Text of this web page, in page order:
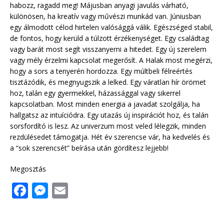
habozz, ragadd meg! Májusban anyagi javulás várható,
különösen, ha kreatív vagy művészi munkád van. Júniusban
egy álmodott célod hirtelen valósággá válik. Egészséged stabil,
de fontos, hogy kerüld a túlzott érzékenységet. Egy családtag
vagy barát most segít visszanyerni a hitedet. Egy új szerelem
vagy mély érzelmi kapcsolat megerősít. A Halak most megérzi,
hogy a sors a tenyerén hordozza. Egy múltbeli félreértés
tisztázódik, és megnyugszik a lelked. Egy váratlan hír örömet
hoz, talán egy gyermekkel, házassággal vagy sikerrel
kapcsolatban. Most minden energia a javadat szolgálja, ha
hallgatsz az intuíciódra. Egy utazás új inspirációt hoz, és talán
sorsfordító is lesz. Az univerzum most veled lélegzik, minden
rezdülésedet támogatja. Hét év szerencse vár, ha kedvelés és
a “sok szerencsét” beírása után gördítesz lejjebb!
Megosztás
F M